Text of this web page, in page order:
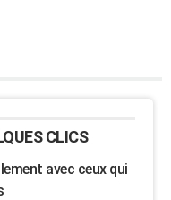
CLICS
avec ceux qui